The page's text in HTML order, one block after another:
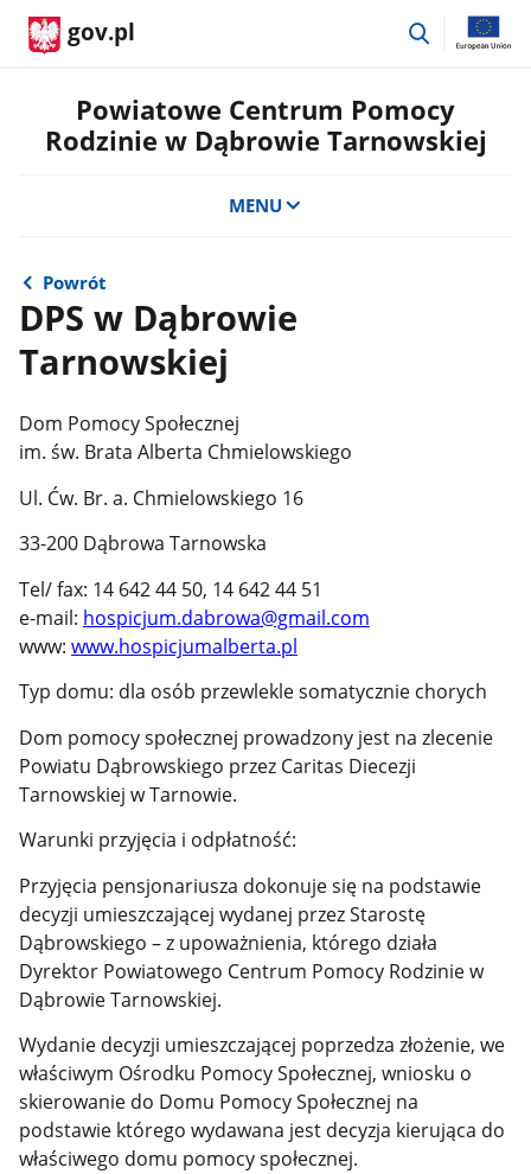
gov.pl
przejdź
Powiatowe Centrum Pomocy
Rodzinie w Dąbrowie Tarnowskiej
MENU
Powrót
DPS w Dąbrowie
Tarnowskiej
Dom Pomocy Społecznej
im. św. Brata Alberta Chmielowskiego
Ul. Ćw. Br. a. Chmielowskiego 16
33-200 Dąbrowa Tarnowska
Tel/ fax: 14 642 44 50, 14 642 44 51
e-mail: hospicjum.dabrowa@gmail.com
www: www.hospicjumalberta.pl
Typ domu: dla osób przewlekle somatycznie chorych
Dom pomocy społecznej prowadzony jest na zlecenie
Powiatu Dąbrowskiego przez Caritas Diecezji
Tarnowskiej w Tarnowie.
Warunki przyjęcia i odpłatność:
Przyjęcia pensjonariusza dokonuje się na podstawie
decyzji umieszczającej wydanej przez Starostę
Dąbrowskiego – z upoważnienia, którego działa
Dyrektor Powiatowego Centrum Pomocy Rodzinie w
Dąbrowie Tarnowskiej.
Wydanie decyzji umieszczającej poprzedza złożenie, we
właściwym Ośrodku Pomocy Społecznej, wniosku o
skierowanie do Domu Pomocy Społecznej na
podstawie którego wydawana jest decyzja kierująca do
właściwego domu pomocy społecznej.